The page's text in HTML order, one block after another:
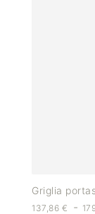
Griglia
137,86 € -